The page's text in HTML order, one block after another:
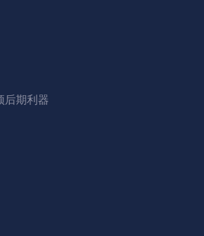
后期利器